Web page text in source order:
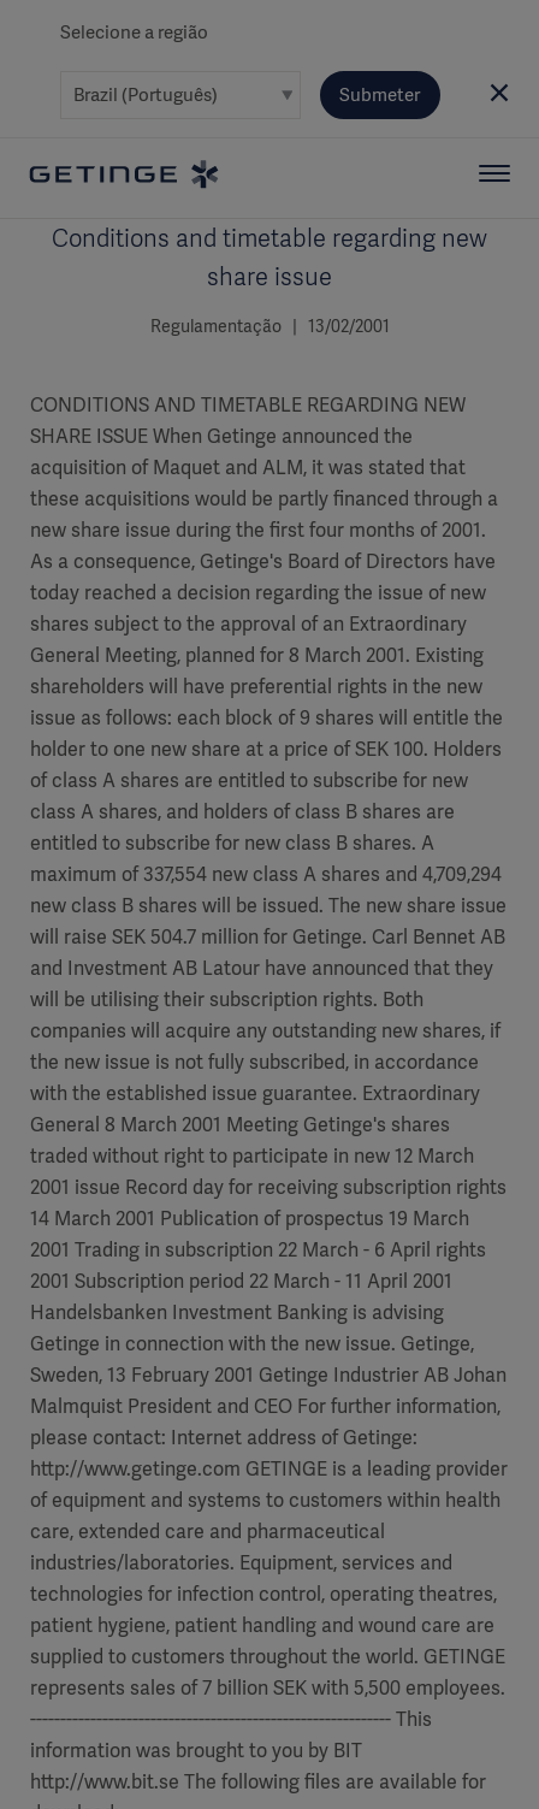
Selecione a região
Submeter
Conditions and timetable regarding new
share issue
Regulamentação | 13/02/2001
CONDITIONS AND TIMETABLE REGARDING NEW
SHARE ISSUE When Getinge announced the
acquisition of Maquet and ALM, it was stated that
these acquisitions would be partly financed through a
new share issue during the first four months of 2001.
As a consequence, Getinge's Board of Directors have
today reached a decision regarding the issue of new
shares subject to the approval of an Extraordinary
General Meeting, planned for 8 March 2001. Existing
shareholders will have preferential rights in the new
issue as follows: each block of 9 shares will entitle the
holder to one new share at a price of SEK 100. Holders
of class A shares are entitled to subscribe for new
class A shares, and holders of class B shares are
entitled to subscribe for new class B shares. A
maximum of 337,554 new class A shares and 4,709,294
new class B shares will be issued. The new share issue
will raise SEK 504.7 million for Getinge. Carl Bennet AB
and Investment AB Latour have announced that they
will be utilising their subscription rights. Both
companies will acquire any outstanding new shares, if
the new issue is not fully subscribed, in accordance
with the established issue guarantee. Extraordinary
General 8 March 2001 Meeting Getinge's shares
traded without right to participate in new 12 March
2001 issue Record day for receiving subscription rights
14 March 2001 Publication of prospectus 19 March
2001 Trading in subscription 22 March - 6 April rights
2001 Subscription period 22 March - 11 April 2001
Handelsbanken Investment Banking is advising
Getinge in connection with the new issue. Getinge,
Sweden, 13 February 2001 Getinge Industrier AB Johan
Malmquist President and CEO For further information,
please contact: Internet address of Getinge:
http://www.getinge.com GETINGE is a leading provider
of equipment and systems to customers within health
care, extended care and pharmaceutical
industries/laboratories. Equipment, services and
technologies for infection control, operating theatres,
patient hygiene, patient handling and wound care are
supplied to customers throughout the world. GETINGE
represents sales of 7 billion SEK with 5,500 employees.
------------------------------------------------------------ This
information was brought to you by BIT
http://www.bit.se The following files are available for